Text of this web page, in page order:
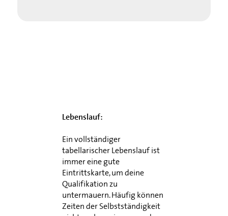
Lebenslauf:
Ein vollständiger
tabellarischer Lebenslauf ist
immer eine gute
Eintrittskarte, um deine
Qualifikation zu
untermauern. Häufig können
Zeiten der Selbstständigkeit